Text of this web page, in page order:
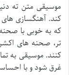
موسیقی متن ته
کند. آهنگسازی
که به خوبی با
تر، صحنه های اکشن
کنند. موسیقی به
غرق شود و با